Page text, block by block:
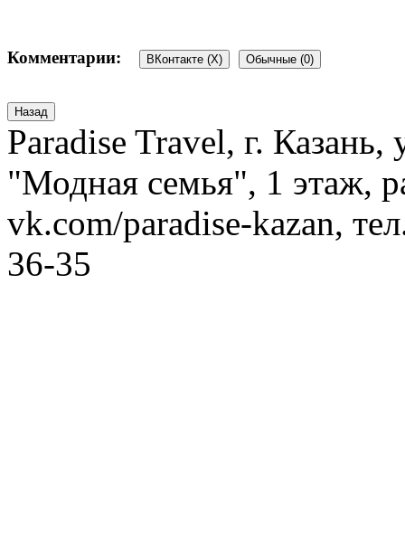
Комментарии: ВКонтакте (X) Обычные (0)
Paradise Travel, г.
"Модная семья", 1 этаж,
vk.com/paradise-kazan,
36-35